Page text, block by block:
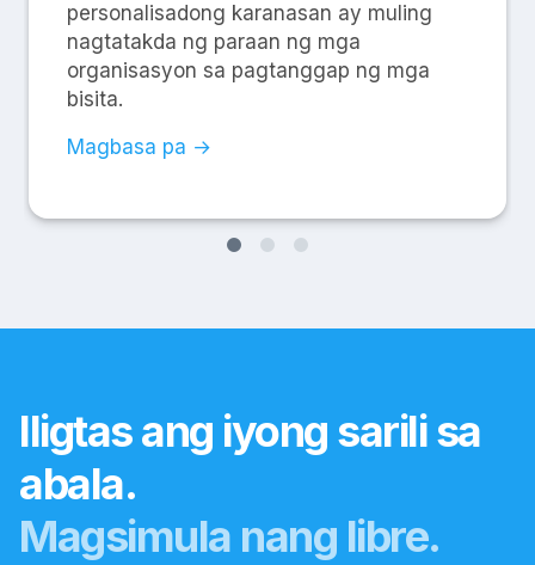
personalisadong karanasan ay muling
nagtatakda ng paraan ng mga
organisasyon sa pagtanggap ng mga
bisita.
Magbasa pa →
Iligtas ang iyong sarili sa
abala.
Magsimula nang libre.